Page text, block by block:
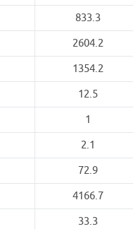
833.3
2604.2
1354.2
12.5
1
2.1
72.9
4166.7
33.3